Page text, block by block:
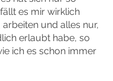
es mir wirklich
und alles nur,
erlaubt habe, so
ich es schon immer